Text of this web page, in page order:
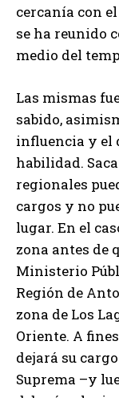
cercanía con
se ha reunido
medio del
Las mismas
sabido,
influencia y el
habilidad.
regionales
cargos y no
lugar. En el
zona antes de
Ministerio
Región de
zona de Los
Oriente. A
dejará su
Suprema –y